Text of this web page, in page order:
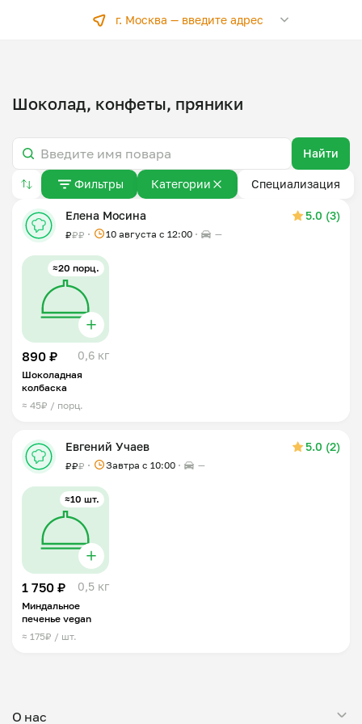
г. Москва —введите адрес
Шоколад, конфеты, пряники
Найти
Фильтры Категории Специализация
Елена Мосина 5.0 (3)
₽₽₽ 10 августа с 12:00 —
≈20 порц.
890 ₽ 0,6 кг
Шоколадная
колбаска
≈ 45₽ / порц.
Евгений Учаев 5.0 (2)
₽₽₽ Завтра c 10:00 —
≈10 шт.
1 750 ₽ 0,5 кг
Миндальное
печенье vegan
≈ 175₽ / шт.
О нас